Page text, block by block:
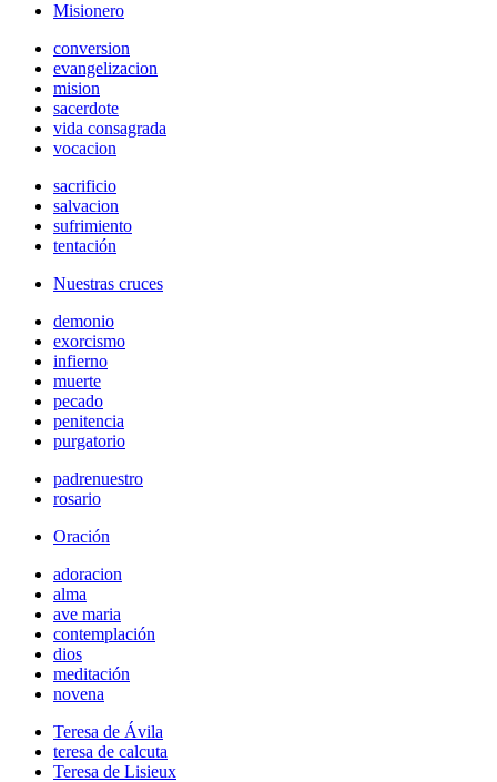
Misionero
conversion
evangelizacion
mision
sacerdote
vida consagrada
vocacion
sacrificio
salvacion
sufrimiento
tentación
Nuestras cruces
demonio
exorcismo
infierno
muerte
pecado
penitencia
purgatorio
padrenuestro
rosario
Oración
adoracion
alma
ave maria
contemplación
dios
meditación
novena
Teresa de Ávila
teresa de calcuta
Teresa de Lisieux